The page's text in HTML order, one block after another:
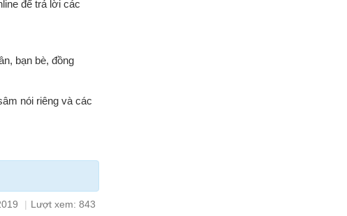
để trả lời các
bạn bè, đồng
nói riêng và các
| Lượt xem: 843